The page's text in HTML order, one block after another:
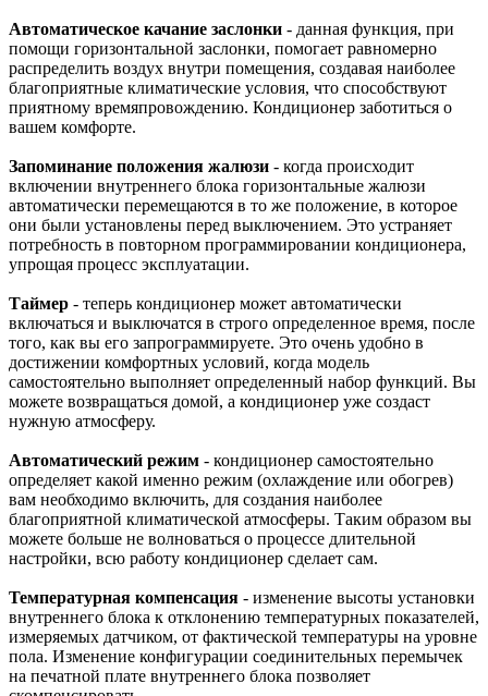
Автоматическое качание заслонки - данная функция, при
помощи горизонтальной заслонки, помогает равномерно
распределить воздух внутри помещения, создавая наиболее
благоприятные климатические условия, что способствуют
приятному времяпровождению. Кондиционер заботиться о
вашем комфорте.
Запоминание положения жалюзи - когда происходит
включении внутреннего блока горизонтальные жалюзи
автоматически перемещаются в то же положение, в которое
они были установлены перед выключением. Это устраняет
потребность в повторном программировании кондиционера,
упрощая процесс эксплуатации.
Таймер - теперь кондиционер может автоматически
включаться и выключатся в строго определенное время, после
того, как вы его запрограммируете. Это очень удобно в
достижении комфортных условий, когда модель
самостоятельно выполняет определенный набор функций. Вы
можете возвращаться домой, а кондиционер уже создаст
нужную атмосферу.
Автоматический режим - кондиционер самостоятельно
определяет какой именно режим (охлаждение или обогрев)
вам необходимо включить, для создания наиболее
благоприятной климатической атмосферы. Таким образом вы
можете больше не волноваться о процессе длительной
настройки, всю работу кондиционер сделает сам.
Температурная компенсация - изменение высоты установки
внутреннего блока к отклонению температурных показателей,
измеряемых датчиком, от фактической температуры на уровне
пола. Изменение конфигурации соединительных перемычек
на печатной плате внутреннего блока позволяет